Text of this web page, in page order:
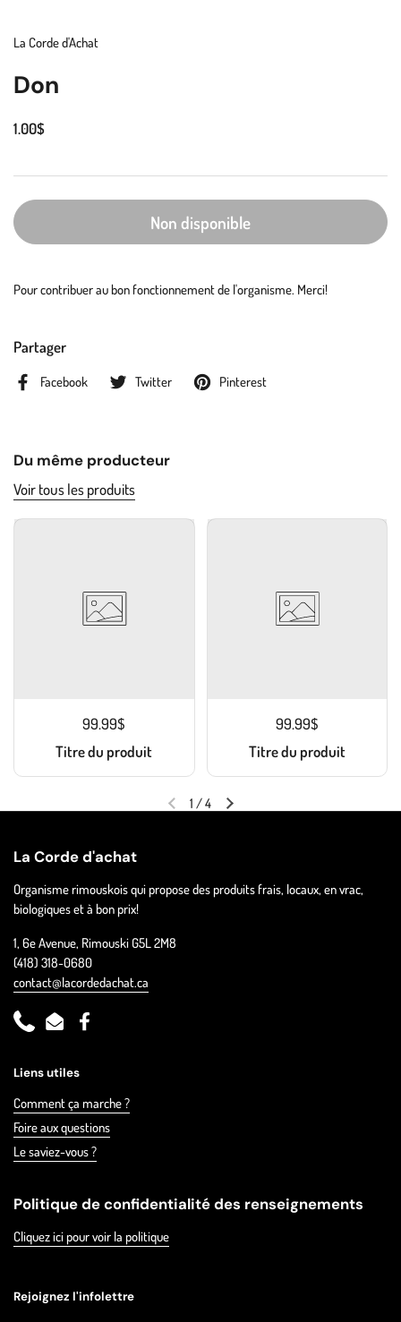
La Corde d'Achat
Don
1.00$
Non disponible
Pour contribuer au bon fonctionnement de l'organisme. Merci!
Partager
Facebook Twitter Pinterest
Du même producteur
Voir tous les produits
99.99$
Titre du produit
99.99$
Titre du produit
1 /4
La Corde d'achat
Organisme rimouskois qui propose des produits frais, locaux, en vrac,
biologiques et à bon prix!
1, 6e Avenue, Rimouski G5L 2M8
(418) 318-0680
contact@lacordedachat.ca
PhoneEmailFacebook
Liens utiles
Comment ça marche ?
Foire aux questions
Le saviez-vous ?
Politique de confidentialité des renseignements
Cliquez ici pour voir la politique
Rejoignez l'infolettre